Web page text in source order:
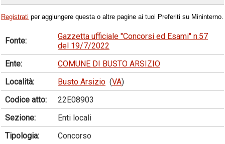
Registrati per aggiungere questa o altre pagine ai tuoi Preferiti su Mininterno.
Fonte:
Gazzetta ufficiale "Concorsi ed Esami" n.57
del 19/7/2022
Ente:
COMUNE DI BUSTO ARSIZIO
Località:
Busto Arsizio (VA)
Codice atto:
22E08903
Sezione:
Enti locali
Tipologia:
Concorso